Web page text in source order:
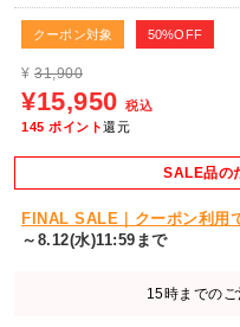
クーポン対象 50%OFF
¥ 31,900
¥15,950 税込
145 ポイント還元
SALE品の
FINAL SALE｜クーポン利用
～8.12(水)11:59まで
15時までの